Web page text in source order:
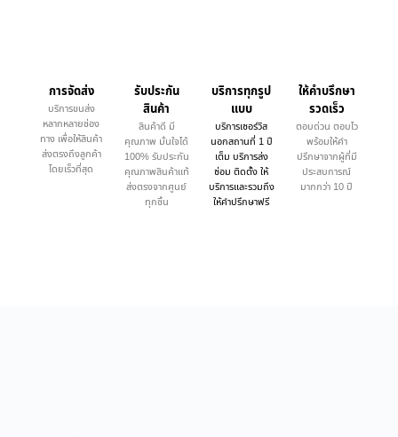
การจัดส่ง
บริการขนส่ง
หลากหลายช่อง
ทาง เพื่อให้สินค้า
ส่งตรงถึงลูกค้า
โดยเร็วที่สุด
รับประกัน
สินค้า
สินค้าดี มี
คุณภาพ มั่นใจได้
100% รับประกัน
คุณภาพสินค้าแท้
ส่งตรงจากศูนย์
ทุกชิ้น
บริการทุกรูป
แบบ
บริการเซอร์วิส
นอกสถานที่ 1 ปี
เต็ม บริการส่ง
ซ่อม ติดตั้ง ให้
บริการและรวมถึง
ให้คำปรึกษาฟรี
ให้คำบรึกษา
รวดเร็ว
ตอบด่วน ตอบไว
พร้อมให้คำ
ปรึกษาจากผู้ที่มี
ประสบการณ์
มากกว่า 10 ปี